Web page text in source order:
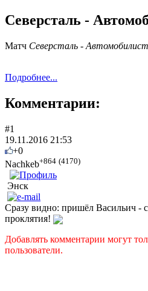
Северсталь -
Матч Северсталь -
Подробнее...
Комментарии:
#1
19.11.2016 21:53
+0
Nachkeb+864 (4170)
Энск
Сразу видно: пришёл Васильич -
проклятия!
Добавлять комментарии могут
пользователи.